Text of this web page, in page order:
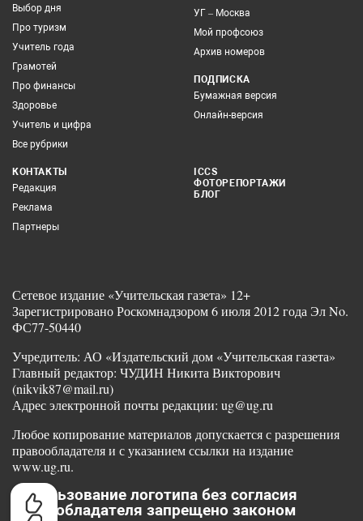
Выбор дня
Про туризм
Учитель года
Грамотей
Про финансы
Здоровье
Учитель и цифра
Все рубрики
УГ – Москва
Мой профсоюз
Архив номеров
ПОДПИСКА
Бумажная версия
Онлайн-версия
КОНТАКТЫ
Редакция
Реклама
Партнеры
ICCS
ФОТОРЕПОРТАЖИ
БЛОГ
Сетевое издание «Учительская газета» 12+
Зарегистрировано Роскомнадзором 6 июля 2012 года Эл No.
ФС77-50440
Учредитель: АО «Издательский дом «Учительская газета»
Главный редактор: ЧУДИН Никита Викторович
(nikvik87@mail.ru)
Адрес электронной почты редакции: ug@ug.ru
Любое копирование материалов допускается с разрешения
правообладателя и с указанием ссылки на издание
www.ug.ru.
Использование логотипа без согласия
правообладателя запрещено законом